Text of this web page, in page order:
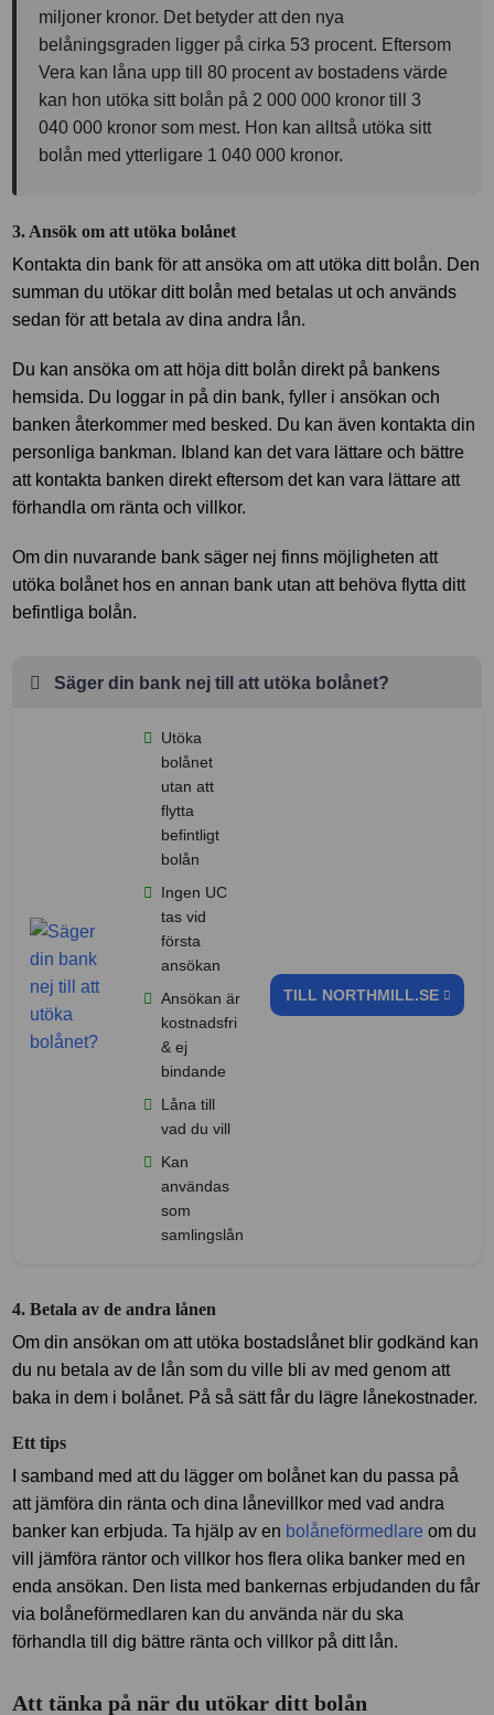
miljoner kronor. Det betyder att den nya
belåningsgraden ligger på cirka 53 procent. Eftersom
Vera kan låna upp till 80 procent av bostadens värde
kan hon utöka sitt bolån på 2 000 000 kronor till 3
040 000 kronor som mest. Hon kan alltså utöka sitt
bolån med ytterligare 1 040 000 kronor.
3. Ansök om att utöka bolånet
Kontakta din bank för att ansöka om att utöka ditt bolån. Den
summan du utökar ditt bolån med betalas ut och används
sedan för att betala av dina andra lån.
Du kan ansöka om att höja ditt bolån direkt på bankens
hemsida. Du loggar in på din bank, fyller i ansökan och
banken återkommer med besked. Du kan även kontakta din
personliga bankman. Ibland kan det vara lättare och bättre
att kontakta banken direkt eftersom det kan vara lättare att
förhandla om ränta och villkor.
Om din nuvarande bank säger nej finns möjligheten att
utöka bolånet hos en annan bank utan att behöva flytta ditt
befintliga bolån.
Säger din bank nej till att utöka bolånet?
Utöka
bolånet
utan att
flytta
befintligt
bolån
Ingen UC
tas vid
första
ansökan
Ansökan är
kostnadsfri
& ej
bindande
Låna till
vad du vill
Kan
användas
som
samlingslån
TILL NORTHMILL.SE
4. Betala av de andra lånen
Om din ansökan om att utöka bostadslånet blir godkänd kan
du nu betala av de lån som du ville bli av med genom att
baka in dem i bolånet. På så sätt får du lägre lånekostnader.
Ett tips
I samband med att du lägger om bolånet kan du passa på
att jämföra din ränta och dina lånevillkor med vad andra
banker kan erbjuda. Ta hjälp av en bolåneförmedlare om du
vill jämföra räntor och villkor hos flera olika banker med en
enda ansökan. Den lista med bankernas erbjudanden du får
via bolåneförmedlaren kan du använda när du ska
förhandla till dig bättre ränta och villkor på ditt lån.
Att tänka på när du utökar ditt bolån